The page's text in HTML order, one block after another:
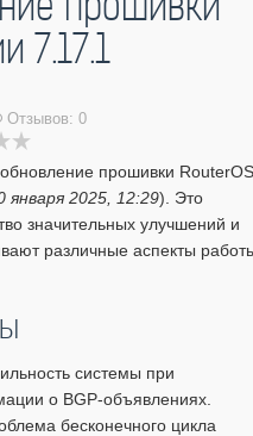
прошивки
7.17.1
Отзывов: 0
прошивки RouterOS
января 2025, 12:29). Это
значительных улучшений и
различные аспекты
системы при
о BGP-объявлениях.
бесконечного цикла